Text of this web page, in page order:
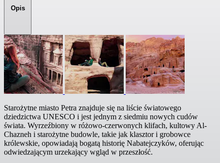
Opis
Starożytne miasto Petra znajduje się na liście światowego
dziedzictwa UNESCO i jest jednym z siedmiu nowych cudów
świata. Wyrzeźbiony w różowo-czerwonych klifach, kultowy Al-
Chazneh i starożytne budowle, takie jak klasztor i grobowce
królewskie, opowiadają bogatą historię Nabatejczyków, oferując
odwiedzającym urzekający wgląd w przeszłość.